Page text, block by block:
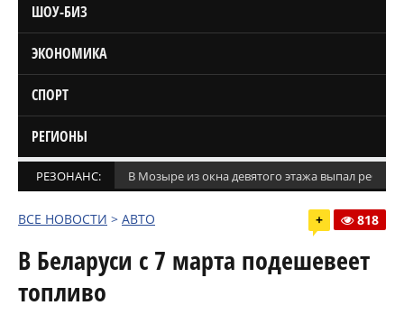
ШОУ-БИЗ
ЭКОНОМИКА
СПОРТ
РЕГИОНЫ
РЕЗОНАНС: В Мозыре из окна девятого этажа выпал
ВСЕ НОВОСТИ > АВТО + 818
В Беларуси с 7 марта подешевеет
топливо